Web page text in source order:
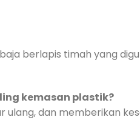
berlapis timah yang
kemasan plastik?
ulang, dan memberikan